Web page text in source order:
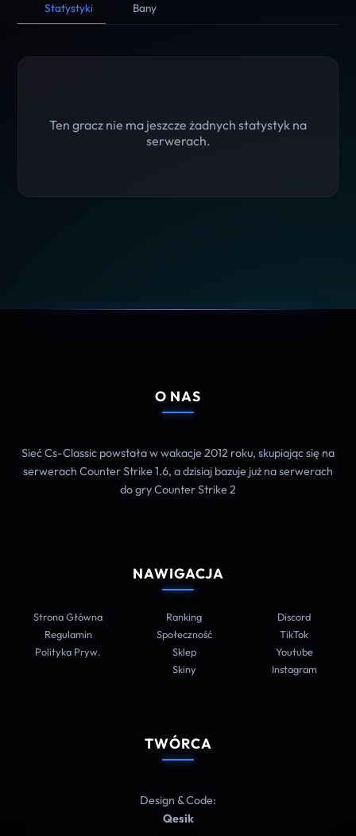
Statystyki Bany
Ten gracz nie ma jeszcze żadnych statystyk na
serwerach.
O NAS
Sieć Cs-Classic powstała w wakacje 2012 roku, skupiając się na
serwerach Counter Strike 1.6, a dzisiaj bazuje już na serwerach
do gry Counter Strike 2
NAWIGACJA
Strona Główna
Regulamin
Polityka Pryw.
Ranking
Społeczność
Sklep
Skiny
Discord
TikTok
Youtube
Instagram
TWÓRCA
Design & Code:
Qesik